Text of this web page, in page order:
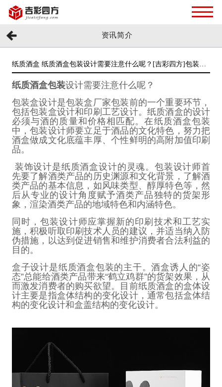
资讯简介
纸质酒盒 纸质酒盒包装设计需要注意什么呢？[吉彩四方]包装印
刷厂家
纸质酒盒包装设计需要注意什么呢？
包装盒设计是包装盒厂家包装前的一个重要环节，
包括包装盒设计和印刷工艺设计。纸质酒盒的设计
必须与酒的质量和价格相匹配。在纸质酒盒包装
中，包装设计师要立足于酒品的文化特色，努力把
酒盒做成文化底蕴丰厚、个性鲜明的高附加值印刷
品。
装饰设计是纸质酒盒设计的灵魂。包装设计师首
先要了解酒类产品的历史渊源和文化背景，了解酒
类产品的基本信息，如风味类型、醇厚特色等，然
后从专业的设计角度赋予酒类产品独特的货架形
象，渲染酒类产品的地域特色和内涵特色。
同时，包装设计师应掌握新的印刷技术和工艺实
施，积极听取印刷技术人员的建议，并适当纳入防
伪措施，以达到促进销售和维护消费者合法利益的
目的。
盒子设计是纸质酒盒包装的主干。酒盒诱人的“姿
态”总能给酒类产品带来“鹤立鸡群”的货架效果，从
而激发消费者的购买欲望。目前纸质酒盒的盒体设
计主要是指盒体结构的变化设计，通常包括盒体结
构的变化设计和盒盖结构的变化设计。